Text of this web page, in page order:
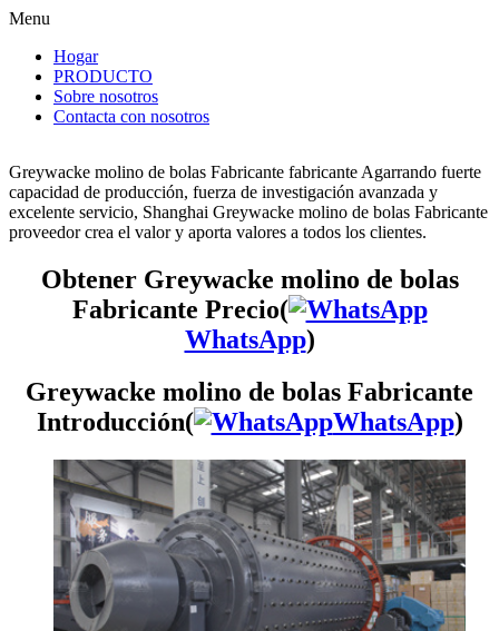
Menu
Hogar
PRODUCTO
Sobre nosotros
Contacta con nosotros
Greywacke molino de bolas Fabricante fabricante Agarrando fuerte
capacidad de producción, fuerza de investigación avanzada y
excelente servicio, Shanghai Greywacke molino de bolas Fabricante
proveedor crea el valor y aporta valores a todos los clientes.
Obtener Greywacke molino de bolas
Fabricante Precio(
WhatsApp)
Greywacke molino de bolas Fabricante
Introducción(
WhatsApp)